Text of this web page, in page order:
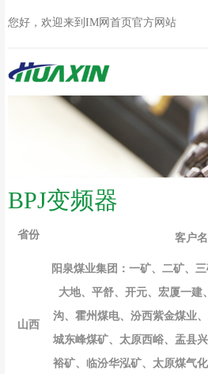
您好，欢迎来到IM网首页官方网站
BPJ变频器
省份 客户
山西
阳泉煤业集团：一矿、二矿、
大地、平舒、开元、宏厦一建
沟、霍州煤电、汾西紫金煤业
城东峰煤矿、太原西峪、盂县
裕矿、临汾华泓矿、太原煤气